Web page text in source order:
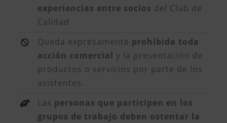
experiencias entre socios del Club de
Calidad
Queda expresamente prohibida toda
acción comercial y la presentación de
productos o servicios por parte de los
asistentes.
Las personas que participen en los
grupos de trabajo deben ostentar la